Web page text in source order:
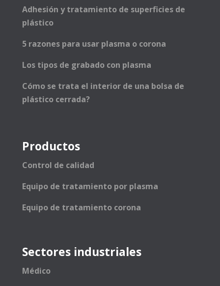
Adhesión y tratamiento de superficies de
plástico
5 razones para usar plasma o corona
Los tipos de grabado con plasma
Cómo se trata el interior de una bolsa de
plástico cerrada?
Productos
Control de calidad
Equipo de tratamiento por plasma
Equipo de tratamiento corona
Sectores industriales
Médico